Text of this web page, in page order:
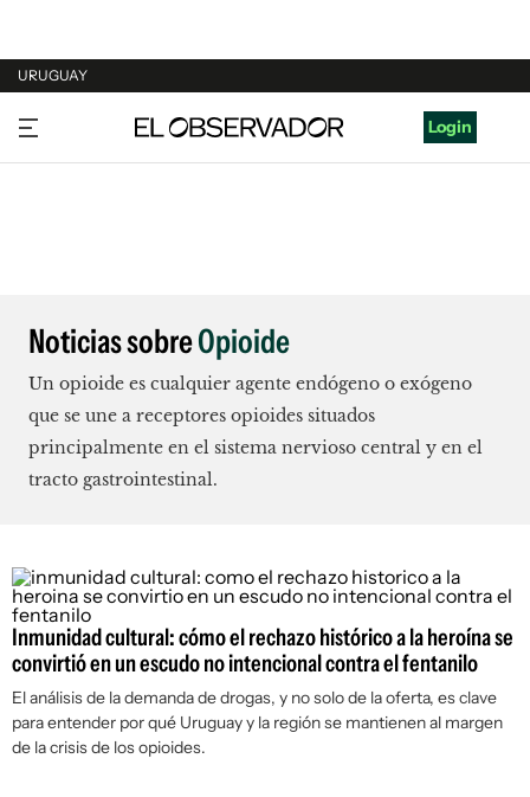
URUGUAY
URUGUAY
ARGENTINA
Login
Noticias sobreOpioide
Un opioide es cualquier agente endógeno o exógeno
que se une a receptores opioides situados
principalmente en el sistema nervioso central y en el
tracto gastrointestinal.​
Inmunidad cultural: cómo el rechazo histórico a la heroína se
convirtió en un escudo no intencional contra el fentanilo
El análisis de la demanda de drogas, y no solo de la oferta, es clave
para entender por qué Uruguay y la región se mantienen al margen
de la crisis de los opioides.